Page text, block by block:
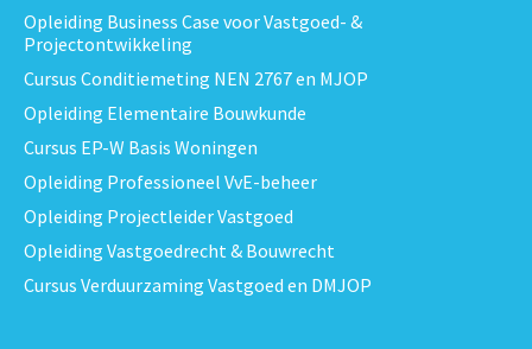
Opleiding Business Case voor Vastgoed- &
Projectontwikkeling
Cursus Conditiemeting NEN 2767 en MJOP
Opleiding Elementaire Bouwkunde
Cursus EP-W Basis Woningen
Opleiding Professioneel VvE-beheer
Opleiding Projectleider Vastgoed
Opleiding Vastgoedrecht & Bouwrecht
Cursus Verduurzaming Vastgoed en DMJOP